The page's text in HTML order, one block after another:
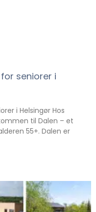
seniorer i
i Helsingør Hos
til Dalen – et
55+. Dalen er